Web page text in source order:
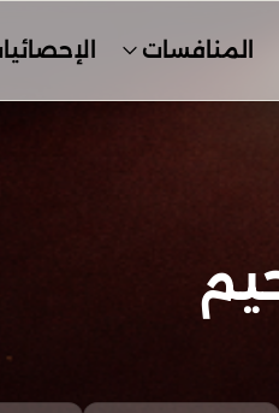
المنافسات